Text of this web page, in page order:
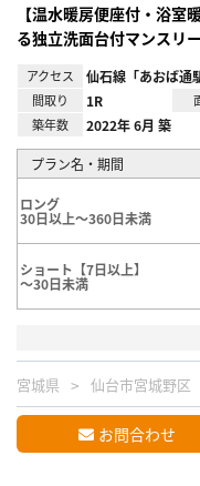
【温水暖房便座付・浴室
る独立洗面台付マンスリ
アクセス 仙石線「あおば通
間取り 1R
築年数 2022年 6月 築
プラン名・期間
ロング
30日以上～360日未満
ショート【7日以上】
～30日未満
宮城県 仙台市宮城野区
お問合わせ